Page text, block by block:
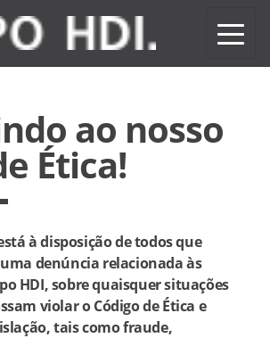
ao nosso
Ética!
à disposição de todos que
denúncia relacionada às
HDI, sobre quaisquer situações
violar o Código de Ética e
tais como fraude,